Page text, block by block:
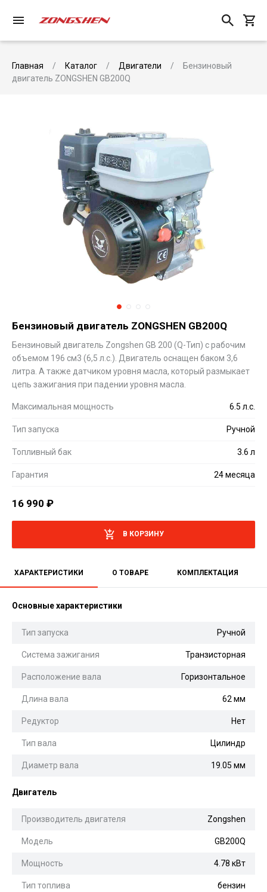
Главная Каталог Двигатели
Бензиновый
двигатель ZONGSHEN GB200Q
Бензиновый двигатель ZONGSHEN GB200Q
Бензиновый двигатель Zongshen GB 200 (Q-Тип) с рабочим
объемом 196 см3 (6,5 л.с.). Двигатель оснащен баком 3,6
литра. А также датчиком уровня масла, который размыкает
цепь зажигания при падении уровня масла.
Максимальная мощность 6.5 л.с.
Тип запуска Ручной
Топливный бак 3.6 л
Гарантия 24 месяца
16 990 ₽
В КОРЗИНУ
ХАРАКТЕРИСТИКИ О ТОВАРЕ КОМПЛЕКТАЦИЯ
Основные характеристики
Тип запуска Ручной
Система зажигания Транзисторная
Расположение вала Горизонтальное
Длина вала 62 мм
Редуктор Нет
Тип вала Цилиндр
Диаметр вала 19.05 мм
Двигатель
Производитель двигателя Zongshen
Модель GB200Q
Мощность 4.78 кВт
Тип топлива бензин